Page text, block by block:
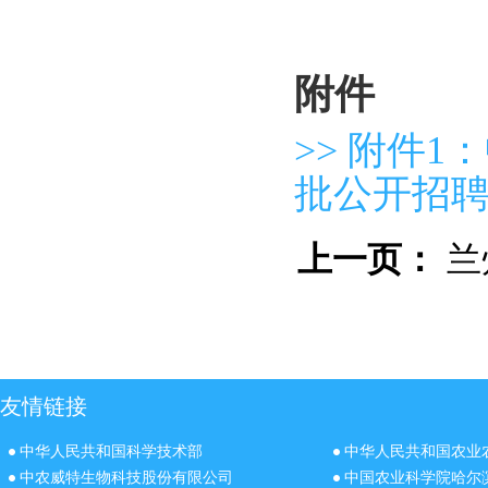
附件
>> 附件1
批公开招
上一页：
友情链接
中华人民共和国科学技术部
中华人民共和国农业
中农威特生物科技股份有限公司
中国农业科学院哈尔